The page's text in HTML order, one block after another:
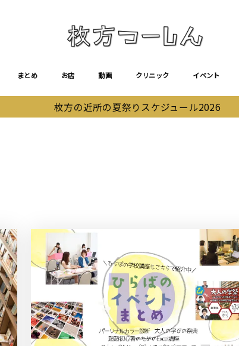
まとめ お店 動画 クリニック イベント
枚方の近所の夏祭りスケジュール2026